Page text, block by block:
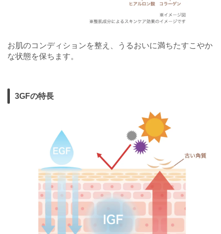
お肌のコンディションを整え、うるおいに満ちたすこやか
な状態を保ちます。
3GFの特長